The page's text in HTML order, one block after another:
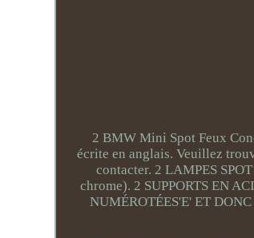
2 BMW Mini Spot Feux
écrite en anglais. Veuillez
contacter. 2 LAMPES
chrome). 2 SUPPORTS EN
NUMÉROTÉES'E' ET